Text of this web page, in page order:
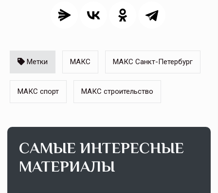
Метки МАКС МАКС Санкт-Петербург
МАКС спорт МАКС строительство
САМЫЕ ИНТЕРЕСНЫЕ
МАТЕРИАЛЫ